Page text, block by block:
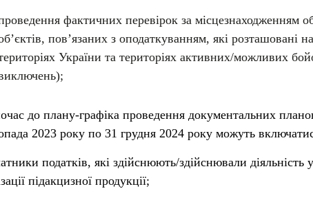
фактичних перевірок за місцезнаходженням
пов’язаних з оподаткуванням, які розташовані
України та територіях активних/можливих
до плану-графіка проведення документальних
2023 року по 31 грудня 2024 року можуть
податків, які здійснюють/здійснювали діяльність
підакцизної продукції;